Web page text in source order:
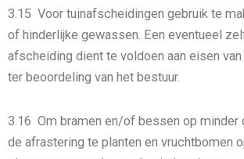
3.15 Voor tuinafscheidingen gebruik te
of hinderlijke gewassen. Een eventueel
afscheiding dient te voldoen aan eisen
ter beoordeling van het bestuur.
3.16 Om bramen en/of bessen op minder
de afrastering te planten en vruchtbomen